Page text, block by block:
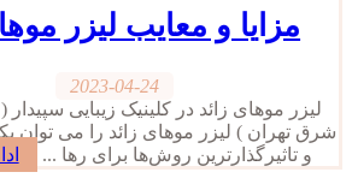
مزایا و معایب لیزر
2023-04-24
لیزر موهای زائد در کلینیک زیبایی سپیدار
شرق تهران ) لیزر موهای زائد را می توان
و تاثیرگذارترین روش‌ها برای رها ...